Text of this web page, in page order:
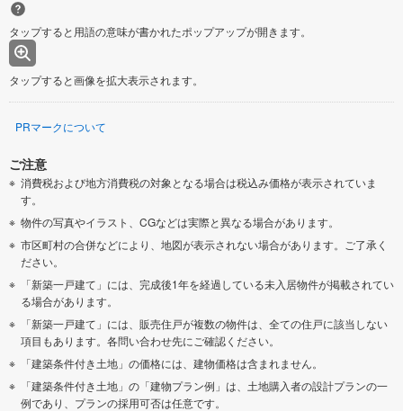
タップすると用語の意味が書かれたポップアップが開きます。
タップすると画像を拡大表示されます。
PRマークについて
ご注意
消費税および地方消費税の対象となる場合は税込み価格が表示されていま
す。
物件の写真やイラスト、CGなどは実際と異なる場合があります。
市区町村の合併などにより、地図が表示されない場合があります。ご了承く
ださい。
「新築一戸建て」には、完成後1年を経過している未入居物件が掲載されてい
る場合があります。
「新築一戸建て」には、販売住戸が複数の物件は、全ての住戸に該当しない
項目もあります。各問い合わせ先にご確認ください。
「建築条件付き土地」の価格には、建物価格は含まれません。
「建築条件付き土地」の「建物プラン例」は、土地購入者の設計プランの一
例であり、プランの採用可否は任意です。